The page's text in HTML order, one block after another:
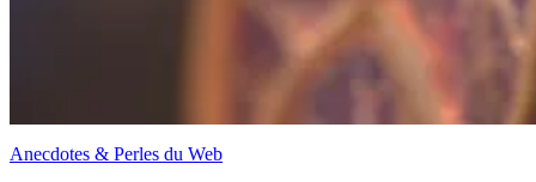
Anecdotes & Perles du Web